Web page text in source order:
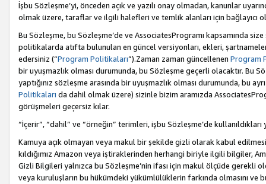
İşbu Sözleşme’yi, önceden açık ve yazılı onay olmadan, kanunlar
olmak üzere, taraflar ve ilgili halefleri ve temlik alanları için bağlayıcı
Bu Sözleşme, bu Sözleşme’de ve AssociatesProgramı kapsamında
politikalarda atıfta bulunulan en güncel versiyonları, ekleri,
edersiniz (“Program Politikaları”).Zaman zaman güncellenen Program
bir uyuşmazlık olması durumunda, bu Sözleşme geçerli olacaktır. Bu
yaptığınız sözleşme arasında bir uyuşmazlık olması durumunda, bu
Politikaları da dahil olmak üzere) sizinle bizim aramızda
görüşmeleri geçersiz kılar.
“İçerir”, “dahil” ve “örneğin” terimleri, işbu Sözleşme’de
Kamuya açık olmayan veya makul bir şekilde gizli olarak kabul
kıldığımız Amazon veya iştiraklerinden herhangi biriyle ilgili bilgiler,
Gizli Bilgileri yalnızca bu Sözleşme’nin ifası için makul ölçüde gerekli
veya kuruluşların bu hükümdeki yükümlülüklerin farkında olmasını ve